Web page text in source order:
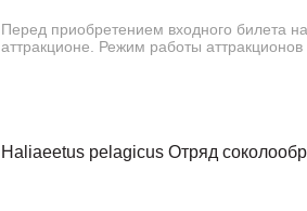
Перед приобретением входного билета
аттракционе. Режим работы
Haliaeetus pelagicus Отряд